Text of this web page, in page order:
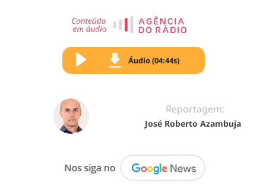
Áudio (04:44s)
Reportagem:
José Roberto Azambuja